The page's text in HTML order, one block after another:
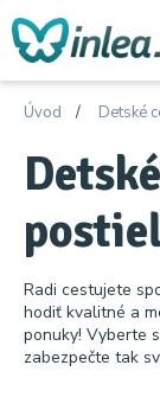
Úvod Detské
Radi cestujete
hodiť kvalitné a
ponuky! Vyberte
zabezpečte tak